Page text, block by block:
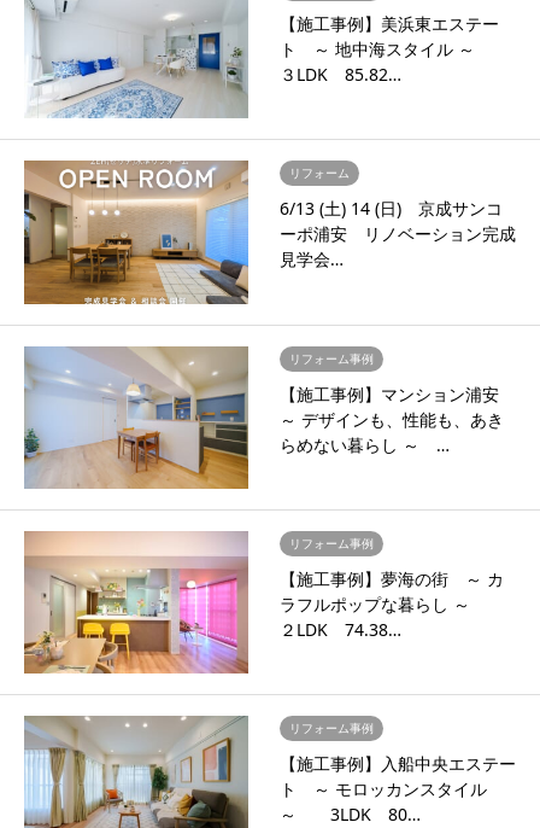
【施工事例】美浜東エステー
ト ～ 地中海スタイル ～
３LDK 85.82…
リフォーム
6/13 (土) 14 (日) 京成サンコ
ーポ浦安 リノベーション完成
見学会…
リフォーム事例
【施工事例】マンション浦安
～ デザインも、性能も、あき
らめない暮らし ～ …
リフォーム事例
【施工事例】夢海の街 ～ カ
ラフルポップな暮らし ～
２LDK 74.38…
リフォーム事例
【施工事例】入船中央エステー
ト ～ モロッカンスタイル
～ 3LDK 80…